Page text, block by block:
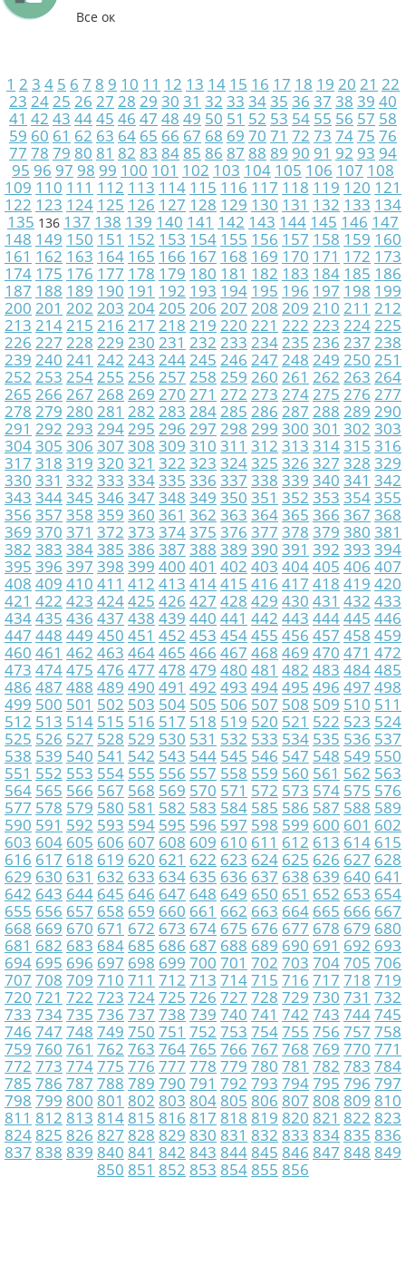
Все ок
1 2 3 4 5 6 7 8 9 10 11 12 13 14 15 16 17 18 19 20 21 22
23 2425 26 27 28 29 30 31 32 33 3435 36 37 38 39 40
41 42 43 4445 46 47 48 49 50 51 52 53 54 55 56 57 58
59 60 61 62 63 64 65 66 67 68 69 70 71 72 73 7475 76
77 78 79 80 81 82 83 84 85 86 87 88 89 90 91 92 93 94
95 96 97 98 99 100 101 102 103 104 105 106 107 108
109 110 111 112 113 114 115 116 117 118 119 120 121
122 123 124 125 126 127 128 129 130 131 132 133 134
135 136 137 138 139 140 141 142 143 144 145 146 147
148 149 150 151 152 153 154 155 156 157 158 159 160
161 162 163 164 165 166 167 168 169 170 171 172 173
174 175 176 177 178 179 180 181 182 183 184 185 186
187 188 189 190 191 192 193 194 195 196 197 198 199
200 201 202 203 204205 206 207 208 209 210 211 212
213 214215 216 217 218 219 220 221 222 223 224225
226 227 228 229 230 231 232 233 234235 236 237 238
239 240 241 242 243 244245 246 247 248 249 250 251
252 253 254255 256 257 258 259 260 261 262 263 264
265 266 267 268 269 270 271 272 273 274275 276 277
278 279 280 281 282 283 284285 286 287 288 289 290
291 292 293 294295 296 297 298 299 300 301 302 303
304305 306 307 308 309 310 311 312 313 314315 316
317 318 319 320 321 322 323 324325 326 327 328 329
330 331 332 333 334335 336 337 338 339 340 341 342
343 344345 346 347 348 349 350 351 352 353 354355
356 357 358 359 360 361 362 363 364365 366 367 368
369 370 371 372 373 374375 376 377 378 379 380 381
382 383 384385 386 387 388 389 390 391 392 393 394
395 396 397 398 399 400 401 402 403 404405 406 407
408 409 410 411 412 413 414415 416 417 418 419 420
421 422 423 424425 426 427 428 429 430 431 432 433
434435 436 437 438 439 440 441 442 443 444445 446
447 448 449 450 451 452 453 454455 456 457 458 459
460 461 462 463 464465 466 467 468 469 470 471 472
473 474475 476 477 478 479 480 481 482 483 484485
486 487 488 489 490 491 492 493 494495 496 497 498
499 500 501 502 503 504 505 506 507 508 509 510 511
512 513 514 515 516 517 518 519 520 521 522 523 524
525 526 527 528 529 530 531 532 533 534 535 536 537
538 539 540 541 542 543 544 545 546 547 548 549 550
551 552 553 554 555 556 557 558 559 560 561 562 563
564 565 566 567 568 569 570 571 572 573 574 575 576
577 578 579 580 581 582 583 584 585 586 587 588 589
590 591 592 593 594 595 596 597 598 599 600 601 602
603 604 605 606 607 608 609 610 611 612 613 614 615
616 617 618 619 620 621 622 623 624 625 626 627 628
629 630 631 632 633 634 635 636 637 638 639 640 641
642 643 644 645 646 647 648 649 650 651 652 653 654
655 656 657 658 659 660 661 662 663 664 665 666 667
668 669 670 671 672 673 674 675 676 677 678 679 680
681 682 683 684 685 686 687 688 689 690 691 692 693
694 695 696 697 698 699 700 701 702 703 704705 706
707 708 709 710 711 712 713 714715 716 717 718 719
720 721 722 723 724725 726 727 728 729 730 731 732
733 734735 736 737 738 739 740 741 742 743 744745
746 747 748 749 750 751 752 753 754755 756 757 758
759 760 761 762 763 764765 766 767 768 769 770 771
772 773 774775 776 777 778 779 780 781 782 783 784
785 786 787 788 789 790 791 792 793 794795 796 797
798 799 800 801 802 803 804 805 806 807 808 809 810
811 812 813 814 815 816 817 818 819 820 821 822 823
824 825 826 827 828 829 830 831 832 833 834 835 836
837 838 839 840 841 842 843 844 845 846 847 848 849
850 851 852 853 854 855 856